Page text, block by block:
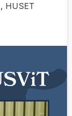
HUSET